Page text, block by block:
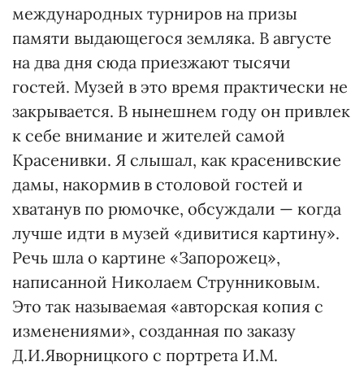
международных турниров на призы
памяти выдающегося земляка. В августе
на два дня сюда приезжают тысячи
гостей. Музей в это время практически не
закрывается. В нынешнем году он привлек
к себе внимание и жителей самой
Красенивки. Я слышал, как красенивские
дамы, накормив в столовой гостей и
хватанув по рюмочке, обсуждали — когда
лучше идти в музей «дивитися картину».
Речь шла о картине «Запорожец»,
написанной Николаем Струнниковым.
Это так называемая «авторская копия с
изменениями», созданная по заказу
Д.И.Яворницкого с портрета И.М.